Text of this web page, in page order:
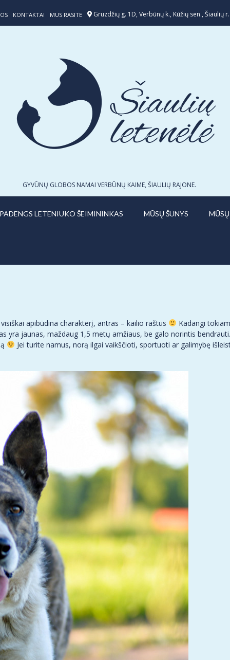
KONTAKTAI MUS RASITE Gruzdžių g. 1D, Verbūnų k., Kūžių sen., Šiaulių r.
GYVŪNŲ GLOBOS NAMAI VERBŪNŲ KAIME, ŠIAULIŲ RAJONE.
LETENIUKO ŠEIMININKAS MŪSŲ ŠUNYS
apibūdina charakterį, antras – kailio raštus
Kadangi
yra jaunas, maždaug 1,5 metų amžiaus, be galo norintis
Jei turite namus, norą ilgai vaikščioti, sportuoti ar galimybę